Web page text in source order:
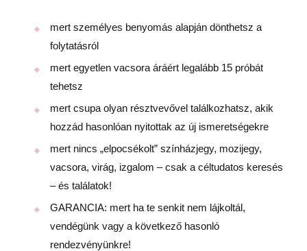
mert személyes benyomás alapján dönthetsz a
folytatásról
mert egyetlen vacsora áráért legalább 15 próbát
tehetsz
mert csupa olyan résztvevővel találkozhatsz, akik
hozzád hasonlóan nyitottak az új ismeretségekre
mert nincs „elpocsékolt” színházjegy, mozijegy,
vacsora, virág, izgalom – csak a céltudatos keresés
– és találatok!
GARANCIA: mert ha te senkit nem lájkoltál,
vendégünk vagy a következő hasonló
rendezvényünkre!